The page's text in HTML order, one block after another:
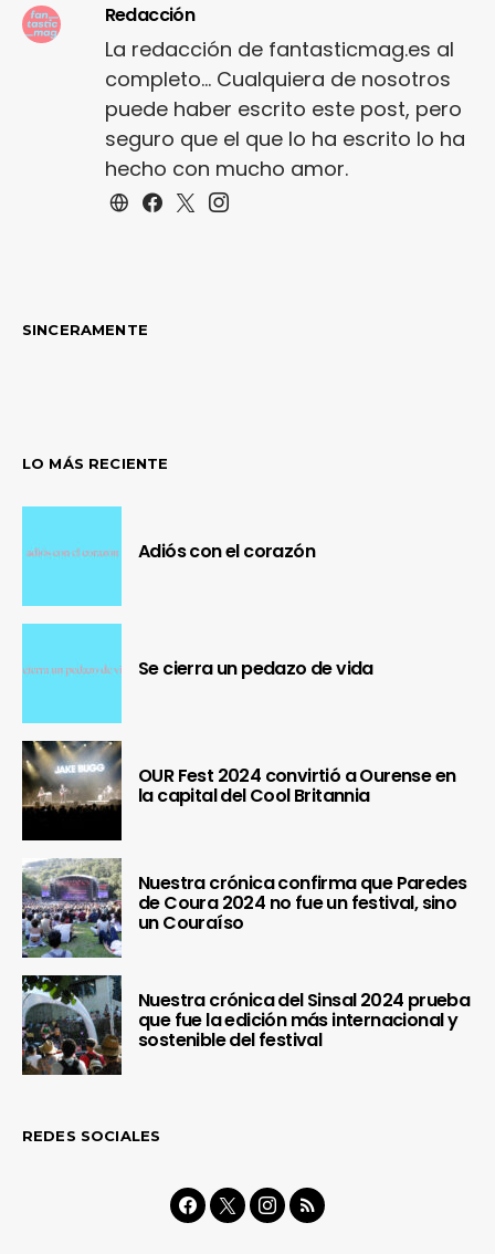
Redacción
La redacción de fantasticmag.es al
completo... Cualquiera de nosotros
puede haber escrito este post, pero
seguro que el que lo ha escrito lo ha
hecho con mucho amor.
SINCERAMENTE
LO MÁS RECIENTE
Adiós con el corazón
Se cierra un pedazo de vida
OUR Fest 2024 convirtió a Ourense en
la capital del Cool Britannia
Nuestra crónica confirma que Paredes
de Coura 2024 no fue un festival, sino
un Couraíso
Nuestra crónica del Sinsal 2024 prueba
que fue la edición más internacional y
sostenible del festival
REDES SOCIALES